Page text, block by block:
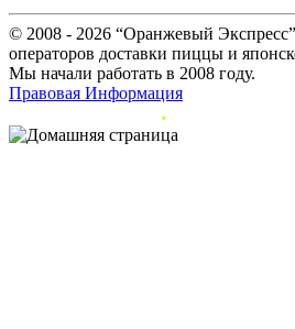
© 2008 - 2026 “Оранжевый
операторов доставки пиццы и
Мы начали работать в 2008 году.
Правовая Информация